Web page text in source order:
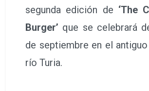
segunda edición de ‘The
Burger’ que se celebrará
de septiembre en el
río Turia.